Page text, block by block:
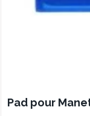
Pad pour